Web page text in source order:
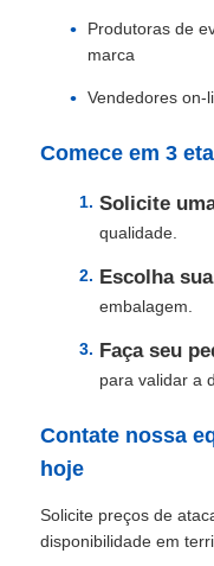
Produtoras de
marca
Vendedores on-
Comece em 3
Solicite
qualidade.
Escolha
embalagem.
Faça seu
para validar a
Contate nossa
hoje
Solicite preços de
disponibilidade em